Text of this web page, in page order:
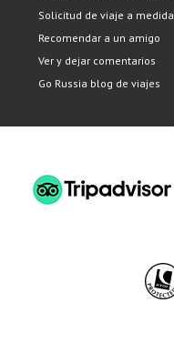
Solicitud de viaje a medida
Recomendar a un amigo
Ver y dejar comentarios
Go Russia blog de viajes